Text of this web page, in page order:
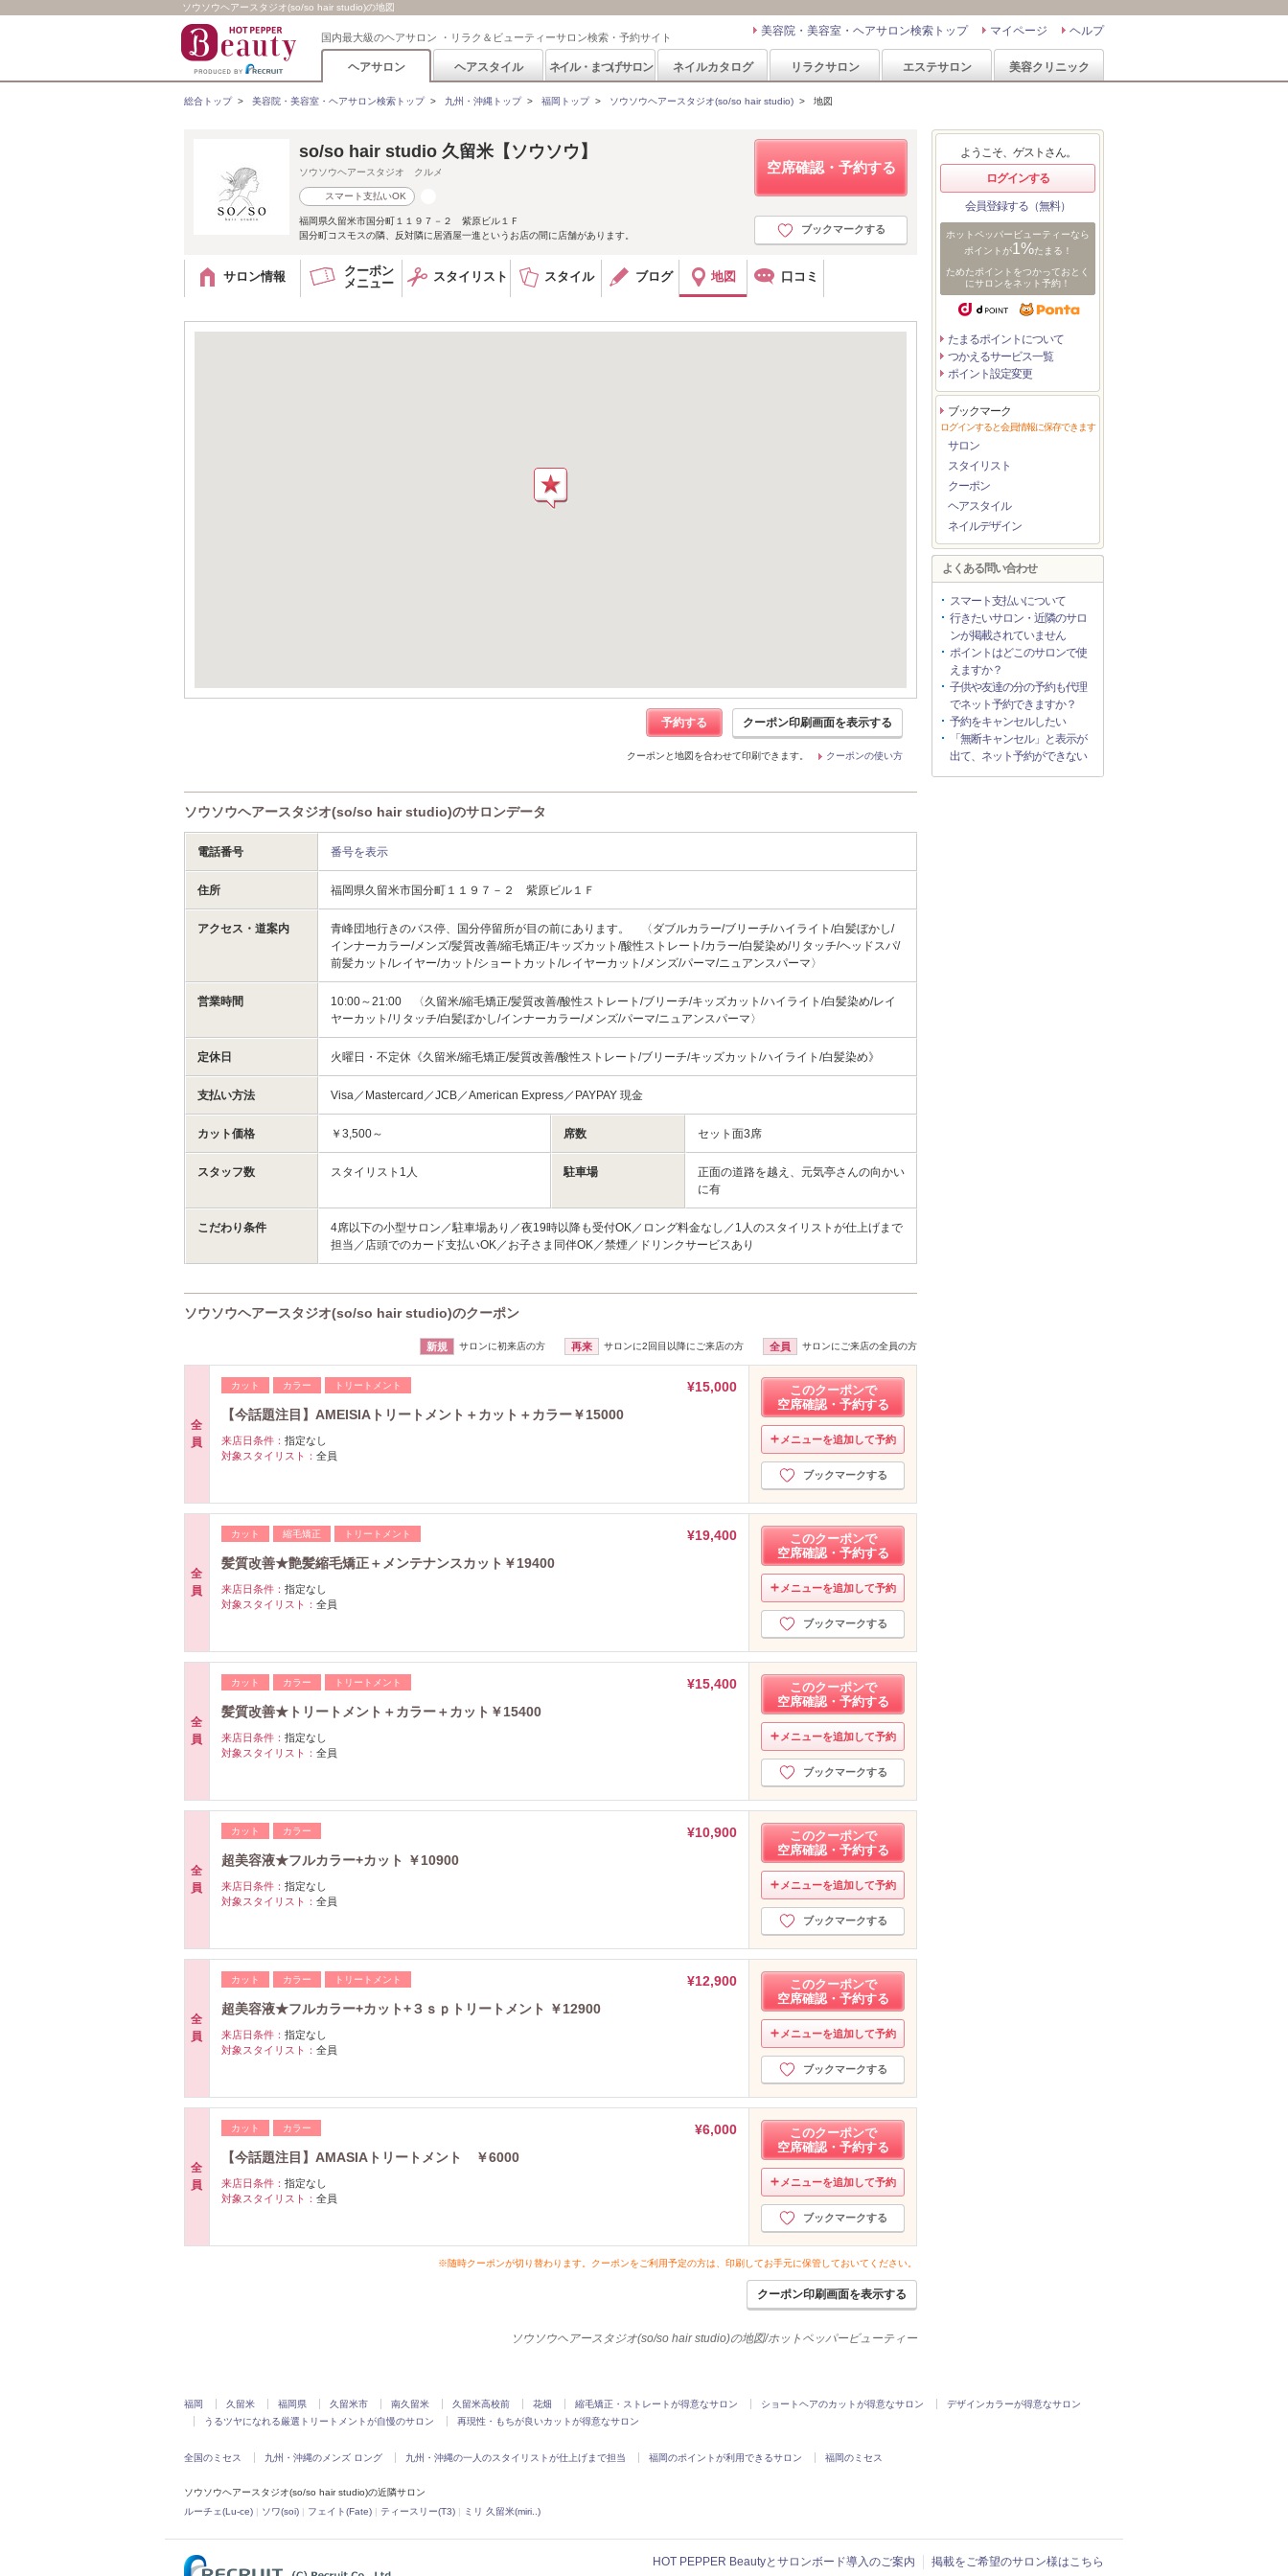
ソウソウヘアースタジオ(so/so hair studio)の地図
国内最大級のヘアサロン ・リラク＆ビューティーサロン検索・予約サイト ヘルプ
マイページ
美容院・美容室・ヘアサロン検索トップ
ヘアサロン ヘアスタイル ネイル・まつげサロン ネイルカタログ リラクサロン エステサロン 美容クリニック
総合トップ> 美容院・美容室・ヘアサロン検索トップ> 九州・沖縄トップ> 福岡トップ> ソウソウヘアースタジオ(so/so hair studio) > 地図
空席確認・予約する
ブックマークする
so/so hair studio 久留米【ソウソウ】
ソウソウヘアースタジオ クルメ
スマート支払いOK
福岡県久留米市国分町１１９７－２ 紫原ビル１Ｆ
国分町コスモスの隣、反対隣に居酒屋一進というお店の間に店舗があります。
サロン情報
クーポン
メニュー
スタイリスト スタイル ブログ 地図 口コミ
予約する クーポン印刷画面を表示する
クーポンと地図を合わせて印刷できます。 クーポンの使い方
ソウソウヘアースタジオ(so/so hair studio)のサロンデータ
電話番号 番号を表示
住所 福岡県久留米市国分町１１９７－２ 紫原ビル１Ｆ
アクセス・道案内
青峰団地行きのバス停、国分停留所が目の前にあります。 〈ダブルカラー/ブリーチ/ハイライト/白髪ぼかし/
インナーカラー/メンズ/髪質改善/縮毛矯正/キッズカット/酸性ストレート/カラー/白髪染め/リタッチ/ヘッドスパ/
前髪カット/レイヤー/カット/ショートカット/レイヤーカット/メンズ/パーマ/ニュアンスパーマ〉
営業時間
10:00～21:00 〈久留米/縮毛矯正/髪質改善/酸性ストレート/ブリーチ/キッズカット/ハイライト/白髪染め/レイ
ヤーカット/リタッチ/白髪ぼかし/インナーカラー/メンズ/パーマ/ニュアンスパーマ〉
定休日 火曜日・不定休《久留米/縮毛矯正/髪質改善/酸性ストレート/ブリーチ/キッズカット/ハイライト/白髪染め》
支払い方法 Visa／Mastercard／JCB／American Express／PAYPAY 現金
カット価格 ￥3,500～ 席数 セット面3席
スタッフ数 スタイリスト1人 駐車場
正面の道路を越え、元気亭さんの向かい
に有
こだわり条件
4席以下の小型サロン／駐車場あり／夜19時以降も受付OK／ロング料金なし／1人のスタイリストが仕上げまで
担当／店頭でのカード支払いOK／お子さま同伴OK／禁煙／ドリンクサービスあり
ソウソウヘアースタジオ(so/so hair studio)のクーポン
新規 サロンに初来店の方 再来 サロンに2回目以降にご来店の方 全員 サロンにご来店の全員の方
全
員
カット カラー トリートメント
¥15,000
【今話題注目】AMEISIAトリートメント＋カット＋カラー￥15000
来店日条件： 指定なし
対象スタイリスト： 全員
このクーポンで
空席確認・予約する
メニューを追加して予約
ブックマークする
全
員
カット 縮毛矯正 トリートメント
¥19,400
髪質改善★艶髪縮毛矯正＋メンテナンスカット￥19400
来店日条件： 指定なし
対象スタイリスト： 全員
このクーポンで
空席確認・予約する
メニューを追加して予約
ブックマークする
全
員
カット カラー トリートメント
¥15,400
髪質改善★トリートメント＋カラー＋カット￥15400
来店日条件： 指定なし
対象スタイリスト： 全員
このクーポンで
空席確認・予約する
メニューを追加して予約
ブックマークする
全
員
カット カラー
¥10,900
超美容液★フルカラー+カット ￥10900
来店日条件： 指定なし
対象スタイリスト： 全員
このクーポンで
空席確認・予約する
メニューを追加して予約
ブックマークする
全
員
カット カラー トリートメント
¥12,900
超美容液★フルカラー+カット+３ｓｐトリートメント ￥12900
来店日条件： 指定なし
対象スタイリスト： 全員
このクーポンで
空席確認・予約する
メニューを追加して予約
ブックマークする
全
員
カット カラー
¥6,000
【今話題注目】AMASIAトリートメント ￥6000
来店日条件： 指定なし
対象スタイリスト： 全員
このクーポンで
空席確認・予約する
メニューを追加して予約
ブックマークする
※随時クーポンが切り替わります。クーポンをご利用予定の方は、印刷してお手元に保管しておいてください。
クーポン印刷画面を表示する
ソウソウヘアースタジオ(so/so hair studio)の地図/ホットペッパービューティー
ようこそ、ゲストさん。
ログインする
会員登録する（無料）
ホットペッパービューティーなら
ポイントが1%たまる！
ためたポイントをつかっておとく
にサロンをネット予約！
たまるポイントについて
つかえるサービス一覧
ポイント設定変更
ブックマーク
ログインすると会員情報に保存できます
サロン
スタイリスト
クーポン
ヘアスタイル
ネイルデザイン
よくある問い合わせ
スマート支払いについて
行きたいサロン・近隣のサロ
ンが掲載されていません
ポイントはどこのサロンで使
えますか？
子供や友達の分の予約も代理
でネット予約できますか？
予約をキャンセルしたい
「無断キャンセル」と表示が
出て、ネット予約ができない
福岡 久留米 福岡県 久留米市 南久留米 久留米高校前 花畑 縮毛矯正・ストレートが得意なサロン ショートヘアのカットが得意なサロン
デザインカラーが得意なサロン
うるツヤになれる厳選トリートメントが自慢のサロン
再現性・もちが良いカットが得意なサロン
全国のミセス 九州・沖縄のメンズ ロング 九州・沖縄の一人のスタイリストが仕上げまで担当 福岡のポイントが利用できるサロン 福岡のミセス
ソウソウヘアースタジオ(so/so hair studio)の近隣サロン
ルーチェ(Lu-ce) | ソワ(soi) | フェイト(Fate) | ティースリー(T3) | ミリ 久留米(miri..)
HOT PEPPER Beautyとサロンボード導入のご案内 掲載をご希望のサロン様はこちら